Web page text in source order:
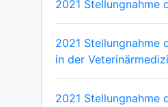
2021 Stellungnahme
2021
in der
2021 Stellungnahme